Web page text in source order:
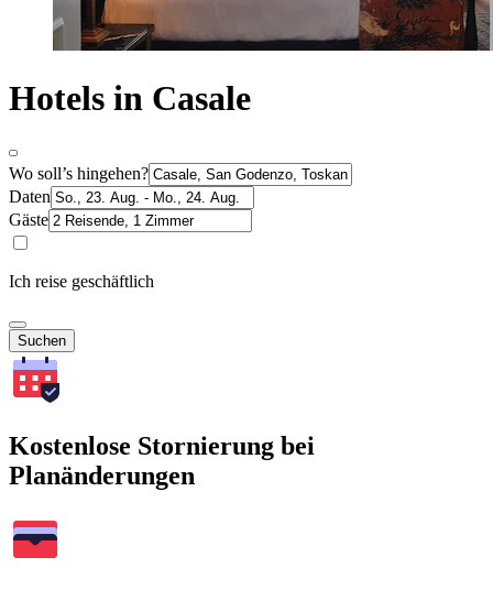
Hotels in Casale
Wo soll’s hingehen?
Daten
Gäste
Ich reise geschäftlich
Suchen
Kostenlose Stornierung bei
Planänderungen